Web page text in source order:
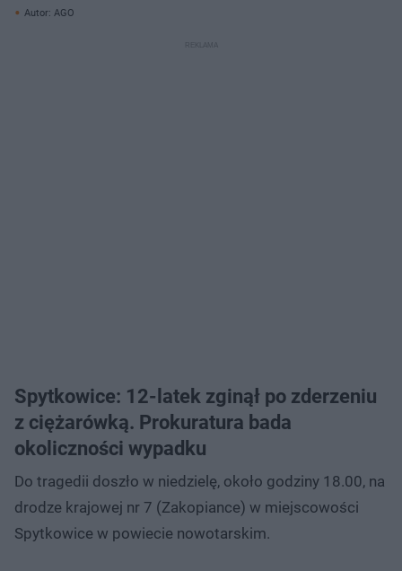
Autor: AGO
Spytkowice: 12-latek zginął po zderzeniu
z ciężarówką. Prokuratura bada
okoliczności wypadku
Do tragedii doszło w niedzielę, około godziny 18.00, na
drodze krajowej nr 7 (Zakopiance) w miejscowości
Spytkowice w powiecie nowotarskim.